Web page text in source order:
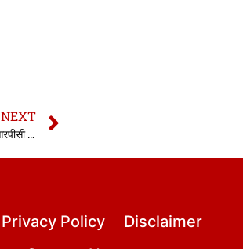
NEXT
सीआरपीसी की धारा 56 | 56 CrPC in hindi
Privacy Policy
Disclaimer